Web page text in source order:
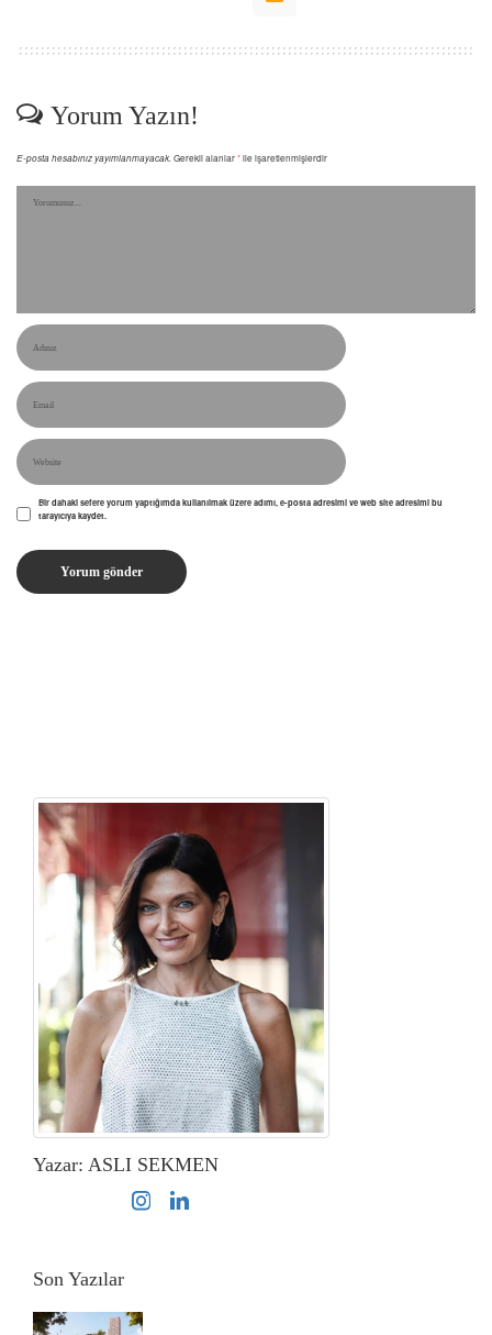
Yorum Yazın!
E-posta hesabınız yayımlanmayacak. Gerekli alanlar*ile işaretlenmişlerdir
Bir dahaki sefere yorum yaptığımda kullanılmak üzere adımı, e-posta adresimi ve web site adresimi bu
tarayıcıya kaydet.
Yazar: ASLI SEKMEN
Son Yazılar